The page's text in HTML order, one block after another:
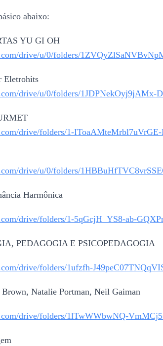
abaixo:
YU GI OH
drive/u/0/folders/
Eletrohits
drive/u/0/folders/1JDPNekOyj9jAMx-
drive/folders/1-
drive/u/0/folders/
Harmônica
drive/folders/1-5qGcjH_YS8-ab-
PEDAGOGIA E PSICOPEDAGOGIA
drive/folders/1ufzfh-
Brown, Natalie Portman, Neil Gaiman
drive/folders/1lTwWWbwNQ-